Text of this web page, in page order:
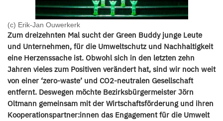
(c) Erik-Jan Ouwerkerk
Zum dreizehnten Mal sucht der Green Buddy junge Leute
und Unternehmen, für die Umweltschutz und Nachhaltigkeit
eine Herzenssache ist. Obwohl sich in den letzten zehn
Jahren vieles zum Positiven verändert hat, sind wir noch weit
von einer ‘zero-waste’ und CO2-neutralen Gesellschaft
entfernt. Deswegen möchte Bezirksbürgermeister Jörn
Oltmann gemeinsam mit der Wirtschaftsförderung und ihren
Kooperationspartner:innen das Engagement für die Umwelt